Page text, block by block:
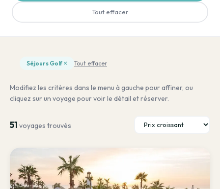
Tout effacer
Séjours Golf × Tout effacer
Modifiez les critères dans le menu à gauche pour affiner, ou
cliquez sur un voyage pour voir le détail et réserver.
51 voyages trouvés